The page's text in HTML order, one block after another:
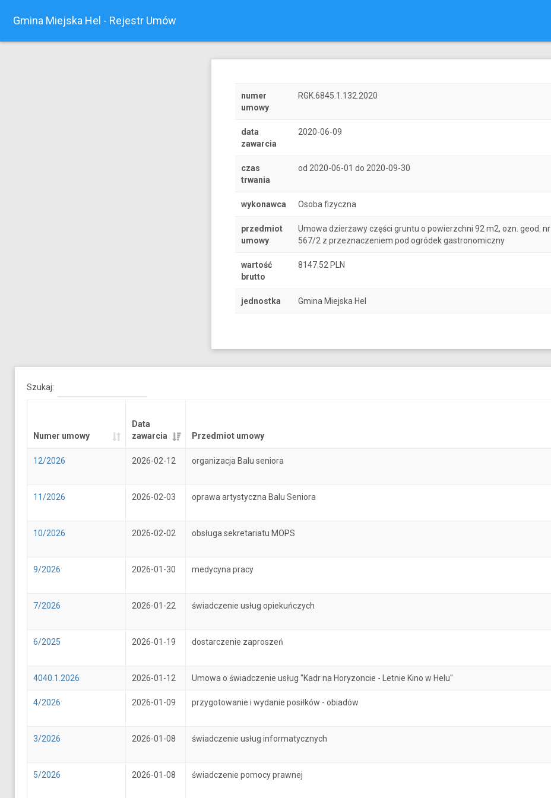
Gmina Miejska Hel - Rejestr Umów
numer
umowy
RGK.6845.1.132.2020
data
zawarcia
2020-06-09
czas
trwania
od 2020-06-01 do 2020-09-30
wykonawca Osoba fizyczna
przedmiot
umowy
Umowa dzierżawy części gruntu o powierzchni 92 m2, ozn. geod. nr
567/2 z przeznaczeniem pod ogródek gastronomiczny
wartość
brutto
8147.52 PLN
jednostka Gmina Miejska Hel
Szukaj:
Numer umowy
Data
zawarcia
Przedmiot umowy
12/2026 2026-02-12 organizacja Balu seniora
11/2026 2026-02-03 oprawa artystyczna Balu Seniora
10/2026 2026-02-02 obsługa sekretariatu MOPS
9/2026 2026-01-30 medycyna pracy
7/2026 2026-01-22 świadczenie usług opiekuńczych
6/2025 2026-01-19 dostarczenie zaproszeń
4040.1.2026 2026-01-12 Umowa o świadczenie usług "Kadr na Horyzoncie - Letnie Kino w Helu"
4/2026 2026-01-09 przygotowanie i wydanie posiłków - obiadów
3/2026 2026-01-08 świadczenie usług informatycznych
5/2026 2026-01-08 świadczenie pomocy prawnej